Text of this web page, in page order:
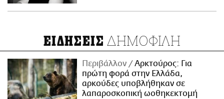
ΕΙΔΗΣΕΙΣ ΔΗΜΟΦΙΛΗ
Περιβάλλον
Αρκτούρος: Για
πρώτη φορά στην Ελλάδα,
αρκούδες υποβλήθηκαν σε
λαπαροσκοπική ωοθηκεκτομή